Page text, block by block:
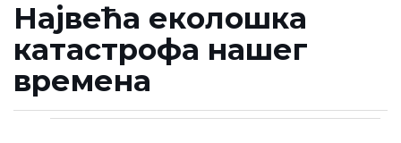
Највећа еколошка
катастрофа нашег
времена